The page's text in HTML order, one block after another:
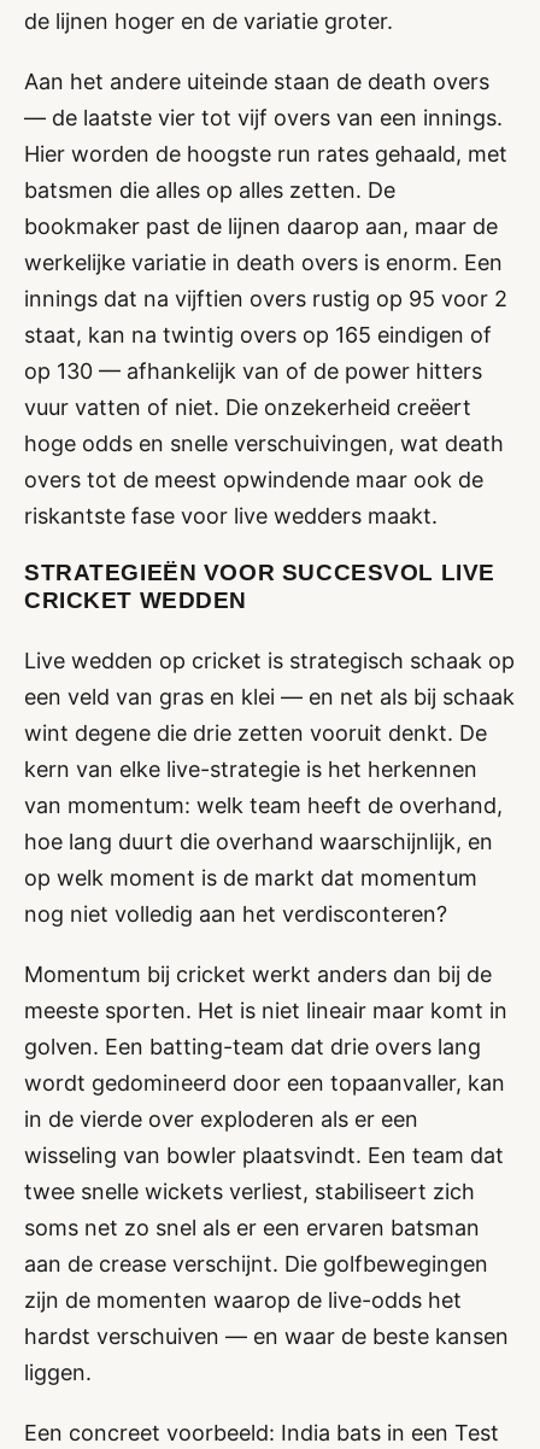
de lijnen hoger en de variatie groter.
Aan het andere uiteinde staan de death overs
— de laatste vier tot vijf overs van een innings.
Hier worden de hoogste run rates gehaald, met
batsmen die alles op alles zetten. De
bookmaker past de lijnen daarop aan, maar de
werkelijke variatie in death overs is enorm. Een
innings dat na vijftien overs rustig op 95 voor 2
staat, kan na twintig overs op 165 eindigen of
op 130 — afhankelijk van of de power hitters
vuur vatten of niet. Die onzekerheid creëert
hoge odds en snelle verschuivingen, wat death
overs tot de meest opwindende maar ook de
riskantste fase voor live wedders maakt.
STRATEGIEËN VOOR SUCCESVOL LIVE
CRICKET WEDDEN
Live wedden op cricket is strategisch schaak op
een veld van gras en klei — en net als bij schaak
wint degene die drie zetten vooruit denkt. De
kern van elke live-strategie is het herkennen
van momentum: welk team heeft de overhand,
hoe lang duurt die overhand waarschijnlijk, en
op welk moment is de markt dat momentum
nog niet volledig aan het verdisconteren?
Momentum bij cricket werkt anders dan bij de
meeste sporten. Het is niet lineair maar komt in
golven. Een batting-team dat drie overs lang
wordt gedomineerd door een topaanvaller, kan
in de vierde over exploderen als er een
wisseling van bowler plaatsvindt. Een team dat
twee snelle wickets verliest, stabiliseert zich
soms net zo snel als er een ervaren batsman
aan de crease verschijnt. Die golfbewegingen
zijn de momenten waarop de live-odds het
hardst verschuiven — en waar de beste kansen
liggen.
Een concreet voorbeeld: India bats in een Test